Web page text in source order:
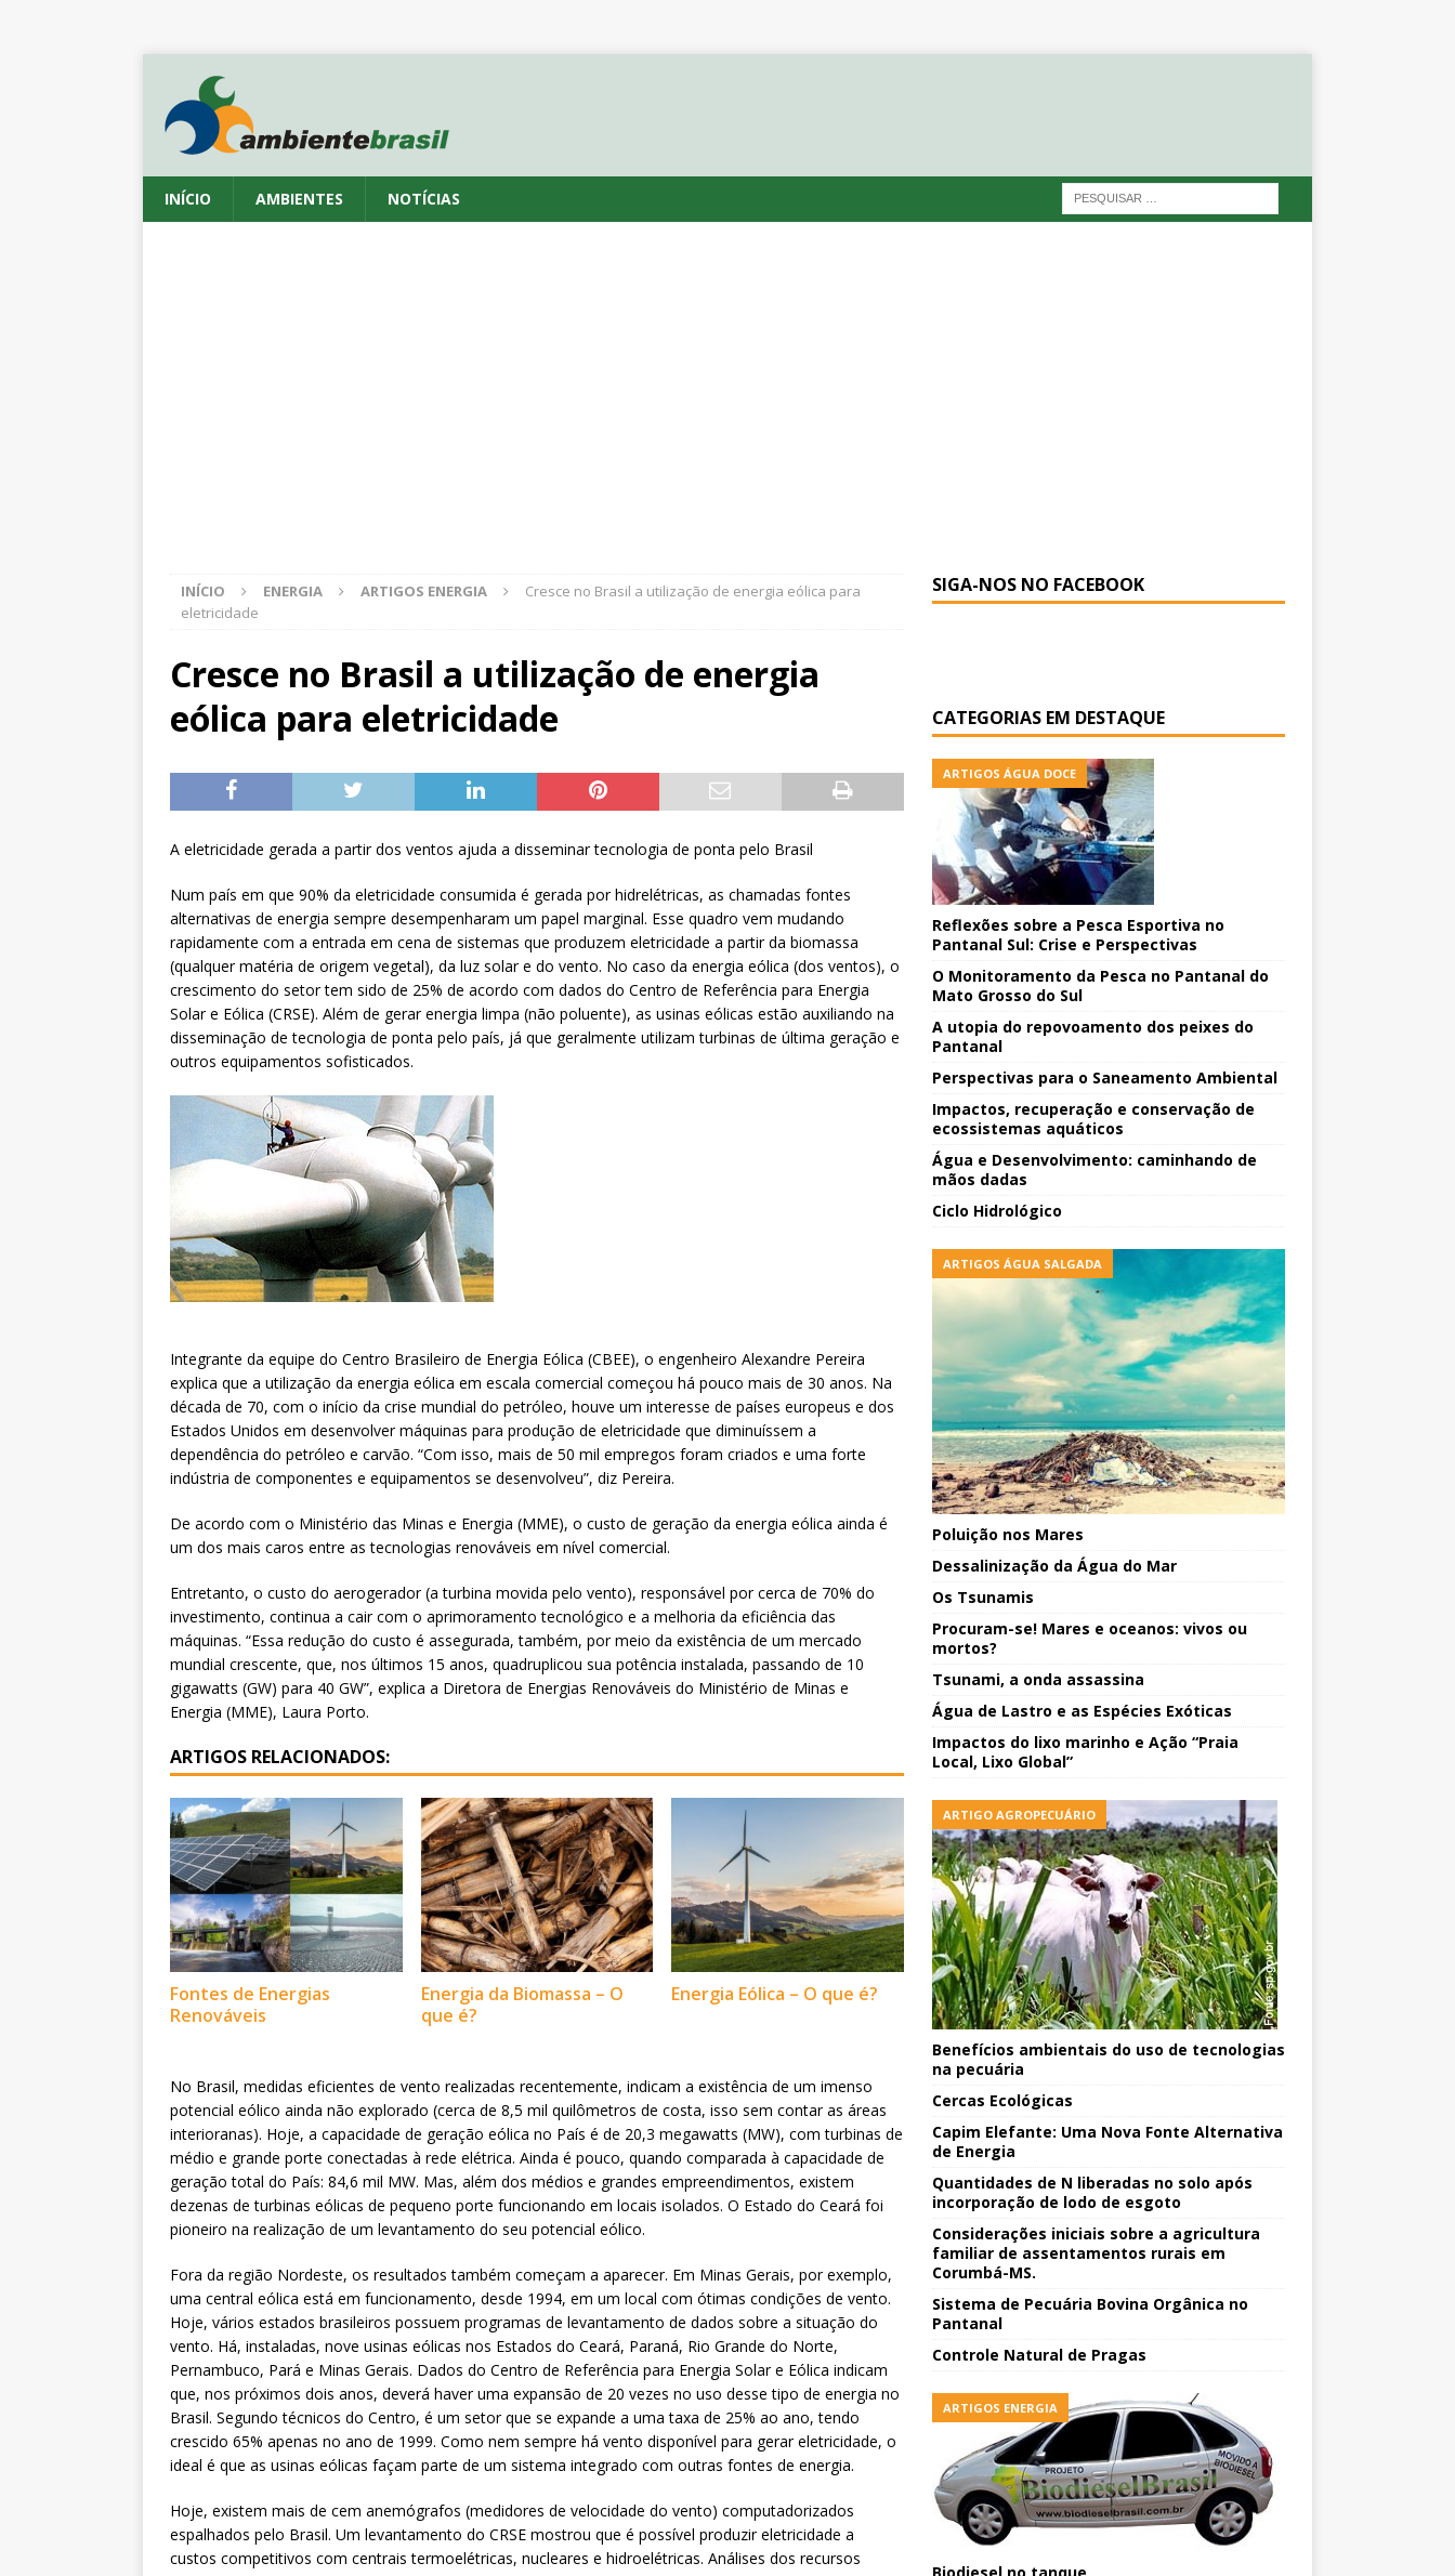
INÍCIO AMBIENTES NOTÍCIAS
INÍCIO ENERGIA ARTIGOS ENERGIA
Cresce no Brasil a utilização de energia eólica para
eletricidade
Cresce no Brasil a utilização de energia
eólica para eletricidade
A eletricidade gerada a partir dos ventos ajuda a disseminar tecnologia de ponta pelo Brasil
Num país em que 90% da eletricidade consumida é gerada por hidrelétricas, as chamadas fontes
alternativas de energia sempre desempenharam um papel marginal. Esse quadro vem mudando
rapidamente com a entrada em cena de sistemas que produzem eletricidade a partir da biomassa
(qualquer matéria de origem vegetal), da luz solar e do vento. No caso da energia eólica (dos ventos), o
crescimento do setor tem sido de 25% de acordo com dados do Centro de Referência para Energia
Solar e Eólica (CRSE). Além de gerar energia limpa (não poluente), as usinas eólicas estão auxiliando na
disseminação de tecnologia de ponta pelo país, já que geralmente utilizam turbinas de última geração e
outros equipamentos sofisticados.
Integrante da equipe do Centro Brasileiro de Energia Eólica (CBEE), o engenheiro Alexandre Pereira
explica que a utilização da energia eólica em escala comercial começou há pouco mais de 30 anos. Na
década de 70, com o início da crise mundial do petróleo, houve um interesse de países europeus e dos
Estados Unidos em desenvolver máquinas para produção de eletricidade que diminuíssem a
dependência do petróleo e carvão. “Com isso, mais de 50 mil empregos foram criados e uma forte
indústria de componentes e equipamentos se desenvolveu”, diz Pereira.
De acordo com o Ministério das Minas e Energia (MME), o custo de geração da energia eólica ainda é
um dos mais caros entre as tecnologias renováveis em nível comercial.
Entretanto, o custo do aerogerador (a turbina movida pelo vento), responsável por cerca de 70% do
investimento, continua a cair com o aprimoramento tecnológico e a melhoria da eficiência das
máquinas. “Essa redução do custo é assegurada, também, por meio da existência de um mercado
mundial crescente, que, nos últimos 15 anos, quadruplicou sua potência instalada, passando de 10
gigawatts (GW) para 40 GW”, explica a Diretora de Energias Renováveis do Ministério de Minas e
Energia (MME), Laura Porto.
ARTIGOS RELACIONADOS:
Fontes de Energias
Renováveis
Energia da Biomassa – O
que é?
Energia Eólica – O que é?
No Brasil, medidas eficientes de vento realizadas recentemente, indicam a existência de um imenso
potencial eólico ainda não explorado (cerca de 8,5 mil quilômetros de costa, isso sem contar as áreas
interioranas). Hoje, a capacidade de geração eólica no País é de 20,3 megawatts (MW), com turbinas de
médio e grande porte conectadas à rede elétrica. Ainda é pouco, quando comparada à capacidade de
geração total do País: 84,6 mil MW. Mas, além dos médios e grandes empreendimentos, existem
dezenas de turbinas eólicas de pequeno porte funcionando em locais isolados. O Estado do Ceará foi
pioneiro na realização de um levantamento do seu potencial eólico.
Fora da região Nordeste, os resultados também começam a aparecer. Em Minas Gerais, por exemplo,
uma central eólica está em funcionamento, desde 1994, em um local com ótimas condições de vento.
Hoje, vários estados brasileiros possuem programas de levantamento de dados sobre a situação do
vento. Há, instaladas, nove usinas eólicas nos Estados do Ceará, Paraná, Rio Grande do Norte,
Pernambuco, Pará e Minas Gerais. Dados do Centro de Referência para Energia Solar e Eólica indicam
que, nos próximos dois anos, deverá haver uma expansão de 20 vezes no uso desse tipo de energia no
Brasil. Segundo técnicos do Centro, é um setor que se expande a uma taxa de 25% ao ano, tendo
crescido 65% apenas no ano de 1999. Como nem sempre há vento disponível para gerar eletricidade, o
ideal é que as usinas eólicas façam parte de um sistema integrado com outras fontes de energia.
Hoje, existem mais de cem anemógrafos (medidores de velocidade do vento) computadorizados
espalhados pelo Brasil. Um levantamento do CRSE mostrou que é possível produzir eletricidade a
custos competitivos com centrais termoelétricas, nucleares e hidroelétricas. Análises dos recursos
SIGA-NOS NO FACEBOOK
CATEGORIAS EM DESTAQUE
ARTIGOS ÁGUA DOCE
Reflexões sobre a Pesca Esportiva no
Pantanal Sul: Crise e Perspectivas
O Monitoramento da Pesca no Pantanal do
Mato Grosso do Sul
A utopia do repovoamento dos peixes do
Pantanal
Perspectivas para o Saneamento Ambiental
Impactos, recuperação e conservação de
ecossistemas aquáticos
Água e Desenvolvimento: caminhando de
mãos dadas
Ciclo Hidrológico
ARTIGOS ÁGUA SALGADA
Poluição nos Mares
Dessalinização da Água do Mar
Os Tsunamis
Procuram-se! Mares e oceanos: vivos ou
mortos?
Tsunami, a onda assassina
Água de Lastro e as Espécies Exóticas
Impactos do lixo marinho e Ação “Praia
Local, Lixo Global”
ARTIGO AGROPECUÁRIO
Benefícios ambientais do uso de tecnologias
na pecuária
Cercas Ecológicas
Capim Elefante: Uma Nova Fonte Alternativa
de Energia
Quantidades de N liberadas no solo após
incorporação de lodo de esgoto
Considerações iniciais sobre a agricultura
familiar de assentamentos rurais em
Corumbá-MS.
Sistema de Pecuária Bovina Orgânica no
Pantanal
Controle Natural de Pragas
ARTIGOS ENERGIA
Biodiesel no tanque